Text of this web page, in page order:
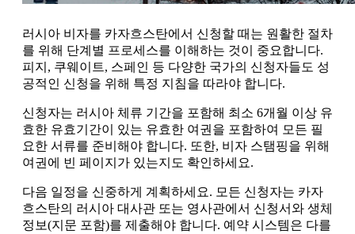
러시아 비자를 카자흐스탄에서 신청할 때는 원활한 절차
를 위해 단계별 프로세스를 이해하는 것이 중요합니다.
피지, 쿠웨이트, 스페인 등 다양한 국가의 신청자들도 성
공적인 신청을 위해 특정 지침을 따라야 합니다.
신청자는 러시아 체류 기간을 포함해 최소 6개월 이상 유
효한 유효기간이 있는 유효한 여권을 포함하여 모든 필
요한 서류를 준비해야 합니다. 또한, 비자 스탬핑을 위해
여권에 빈 페이지가 있는지도 확인하세요.
다음 일정을 신중하게 계획하세요. 모든 신청자는 카자
흐스탄의 러시아 대사관 또는 영사관에서 신청서와 생체
정보(지문 포함)를 제출해야 합니다. 예약 시스템은 다를